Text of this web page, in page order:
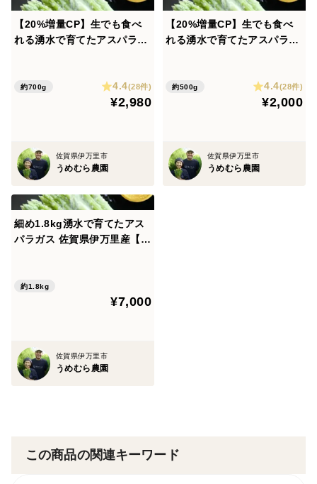
【20%増量CP】生でも食べ
れる湧水で育てたアスパラガ
約700g 4.4(28件)
¥2,980
佐賀県伊万里市
うめむら農園
【20%増量CP】生でも食べ
れる湧水で育てたアスパラガ
約500g 4.4(28件)
¥2,000
佐賀県伊万里市
うめむら農園
細め1.8kg湧水で育てたアス
パラガス 佐賀県伊万里産【夏
約1.8kg
¥7,000
佐賀県伊万里市
うめむら農園
この商品の関連キーワード